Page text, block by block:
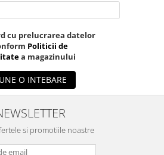
cu prelucrarea datelor
Politicii de
a magazinului
O INTEBARE
si promotiile noastre